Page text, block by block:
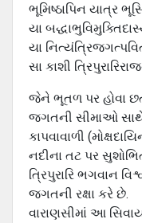
ભૂમિષ્ઠાપિન યાત્ર
યા
યા
સા કાશી
જેને ભૂતળ પર હોવા
જગતની સીમાઓ
કાપવાવાળી
નદીના તટ પર
ત્રિપુરારિ ભગવાન
જગતની રક્ષા કરે છે.
વારાણસીમાં આ